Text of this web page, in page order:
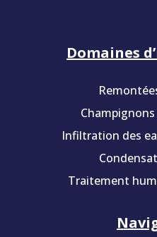
Domaines
Infiltration des
Traitement